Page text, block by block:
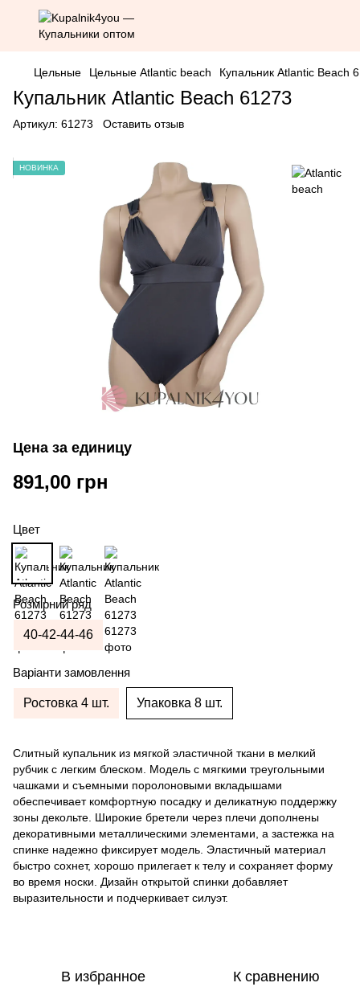
Цельные Цельные Atlantic beach Купальник Atlantic Beach
Купальник Atlantic Beach 61273
Артикул: 61273 Оставить отзыв
НОВИНКА
Цена за единицу
891,00 грн
Цвет
Розмірний ряд
40-42-44-46
Варіанти замовлення
Ростовка 4 шт. Упаковка 8 шт.
Слитный купальник из мягкой эластичной ткани в мелкий
рубчик с легким блеском. Модель с мягкими треугольными
чашками и съемными поролоновыми вкладышами
обеспечивает комфортную посадку и деликатную поддержку
зоны декольте. Широкие бретели через плечи дополнены
декоративными металлическими элементами, а застежка на
спинке надежно фиксирует модель. Эластичный материал
быстро сохнет, хорошо прилегает к телу и сохраняет форму
во время носки. Дизайн открытой спинки добавляет
выразительности и подчеркивает силуэт.
В избранное К сравнению